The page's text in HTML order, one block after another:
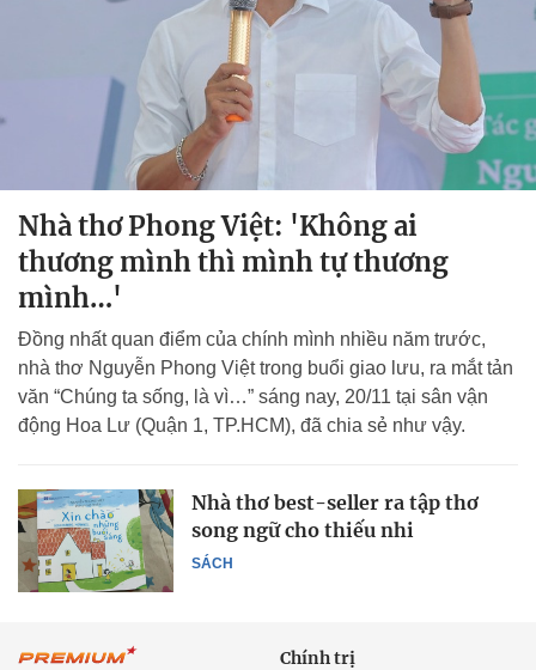
Nhà thơ Phong Việt: 'Không ai
thương mình thì mình tự thương
mình…'
Đồng nhất quan điểm của chính mình nhiều năm trước,
nhà thơ Nguyễn Phong Việt trong buổi giao lưu, ra mắt tản
văn “Chúng ta sống, là vì…” sáng nay, 20/11 tại sân vận
động Hoa Lư (Quận 1, TP.HCM), đã chia sẻ như vậy.
SÁCH
Nhà thơ best-seller ra tập thơ
song ngữ cho thiếu nhi
Chính trị